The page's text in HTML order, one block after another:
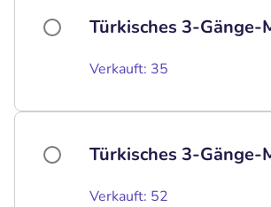
Türkisches 3-Gänge-
Verkauft: 35
Türkisches 3-
Verkauft: 52